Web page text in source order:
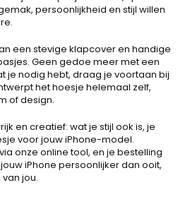
persoonlijkheid en stijl willen
een stevige klapcover en handige
Geen gedoe meer met een
je nodig hebt, draag je voortaan bij
het hoesje helemaal zelf,
of design.
en creatief: wat je stijl ook is, je
voor jouw iPhone-model.
onze online tool, en je bestelling
iPhone persoonlijker dan ooit,
jou.